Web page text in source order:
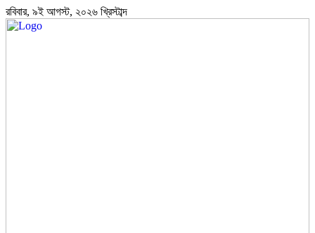
রবিবার, ৯ই আগস্ট, ২০২৬ খ্রিস্টাব্দ